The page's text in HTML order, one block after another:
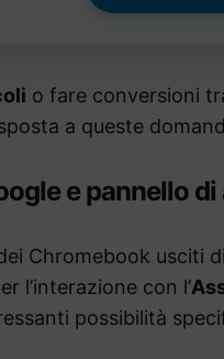
o fare conversioni
a queste
e pannello
Chromebook usciti
l’interazione con l’
possibilità